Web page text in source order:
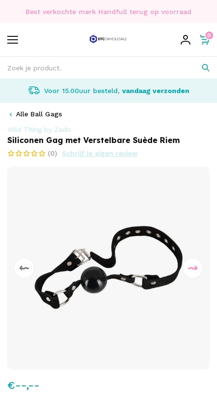
Best verkochte merk Handfull terug op voorraad
0
Voor 15.00uur besteld, vandaag verzonden
Alle Ball Gags
Wild Thing by Zado
Siliconen Gag met Verstelbare Suède Riem
(0) Schrijf je eigen review
€--,--